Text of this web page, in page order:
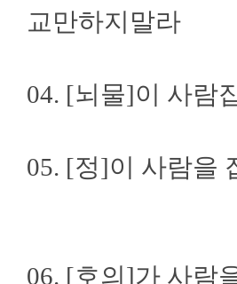
교만하지말라
04. [뇌물]이 사람
05. [정]이 사람을
06. [호의]가 사람